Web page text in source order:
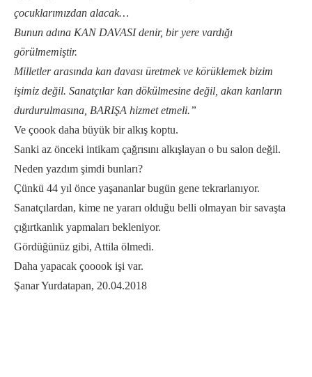
çocuklarımızdan alacak…
Bunun adına KAN DAVASI denir, bir yere vardığı
görülmemiştir.
Milletler arasında kan davası üretmek ve körüklemek bizim
işimiz değil. Sanatçılar kan dökülmesine değil, akan kanların
durdurulmasına, BARIŞA hizmet etmeli.”
Ve çoook daha büyük bir alkış koptu.
Sanki az önceki intikam çağrısını alkışlayan o bu salon değil.
Neden yazdım şimdi bunları?
Çünkü 44 yıl önce yaşananlar bugün gene tekrarlanıyor.
Sanatçılardan, kime ne yararı olduğu belli olmayan bir savaşta
çığırtkanlık yapmaları bekleniyor.
Gördüğünüz gibi, Attila ölmedi.
Daha yapacak çooook işi var.
Şanar Yurdatapan, 20.04.2018